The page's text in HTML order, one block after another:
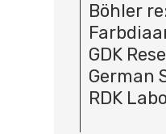
Böhler
GDK
German
RDK